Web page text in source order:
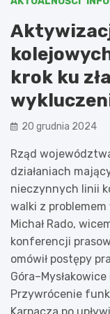
krok ku
20 grudnia 2024
Rząd
działaniach
nieczynnych linii
walki z
Michał Rado,
konferencji
omówił postępy
Przywrócenie